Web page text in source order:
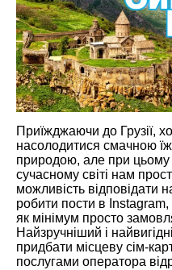
Приїжджаючи до Грузії,
насолодитися смачною
природою, але при цьому
сучасному світі нам
можливість відповідати
робити пости в Instagram,
як мінімум просто
Найзручніший і
придбати місцеву сім-
послугами оператора